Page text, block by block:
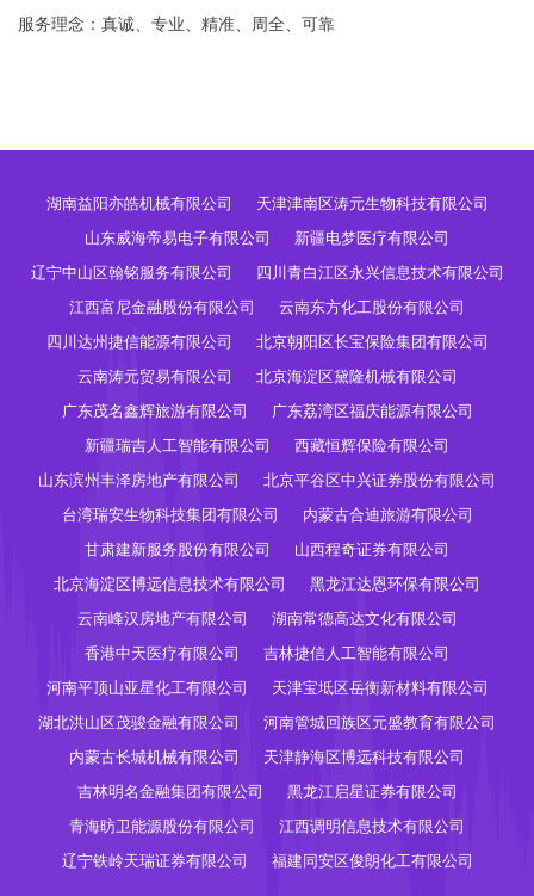
服务理念：真诚、专业、精准、周全、可靠
湖南益阳亦皓机械有限公司
天津津南区涛元生物科技有限公司
山东威海帝易电子有限公司
新疆电梦医疗有限公司
辽宁中山区翰铭服务有限公司
四川青白江区永兴信息技术有限公司
江西富尼金融股份有限公司
云南东方化工股份有限公司
四川达州捷信能源有限公司
北京朝阳区长宝保险集团有限公司
云南涛元贸易有限公司
北京海淀区黛隆机械有限公司
广东茂名鑫辉旅游有限公司
广东荔湾区福庆能源有限公司
新疆瑞吉人工智能有限公司
西藏恒辉保险有限公司
山东滨州丰泽房地产有限公司
北京平谷区中兴证券股份有限公司
台湾瑞安生物科技集团有限公司
内蒙古合迪旅游有限公司
甘肃建新服务股份有限公司
山西程奇证券有限公司
北京海淀区博远信息技术有限公司
黑龙江达恩环保有限公司
云南峰汉房地产有限公司
湖南常德高达文化有限公司
香港中天医疗有限公司
吉林捷信人工智能有限公司
河南平顶山亚星化工有限公司
天津宝坻区岳衡新材料有限公司
湖北洪山区茂骏金融有限公司
河南管城回族区元盛教育有限公司
内蒙古长城机械有限公司
天津静海区博远科技有限公司
吉林明名金融集团有限公司
黑龙江启星证券有限公司
青海昉卫能源股份有限公司
江西调明信息技术有限公司
辽宁铁岭天瑞证券有限公司
福建同安区俊朗化工有限公司